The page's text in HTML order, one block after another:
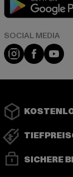
Instagram
SICHERE